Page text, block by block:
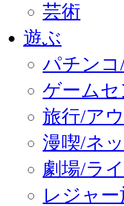
芸術
遊ぶ
パチンコ
ゲームセ
旅行/ア
漫喫/ネ
劇場/ラ
レジャ